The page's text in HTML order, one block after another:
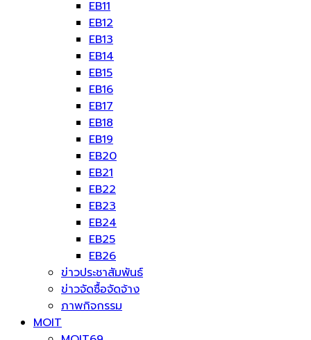
EB11
EB12
EB13
EB14
EB15
EB16
EB17
EB18
EB19
EB20
EB21
EB22
EB23
EB24
EB25
EB26
ข่าวประชาสัมพันธ์
ข่าวจัดซื้อจัดจ้าง
ภาพกิจกรรม
MOIT